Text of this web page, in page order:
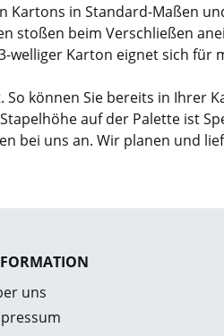
in Standard-Maßen
stoßen beim Verschließen
Karton eignet sich für
können Sie bereits in
auf der Palette ist
bei uns an. Wir planen und
uns